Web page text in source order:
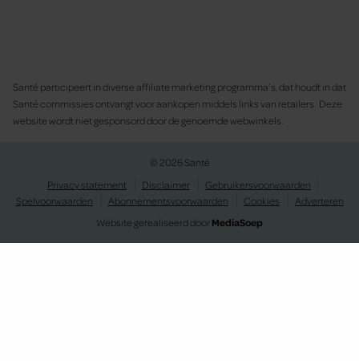
Santé participeert in diverse affiliate marketing programma’s, dat houdt in dat
Santé commissies ontvangt voor aankopen middels links van retailers. Deze
website wordt niet gesponsord door de genoemde webwinkels.
© 2026 Santé
Privacy statement
Disclaimer
Gebruikersvoorwaarden
Spelvoorwaarden
Abonnementsvoorwaarden Cookies
Adverteren
Website gerealiseerd doorMediaSoep